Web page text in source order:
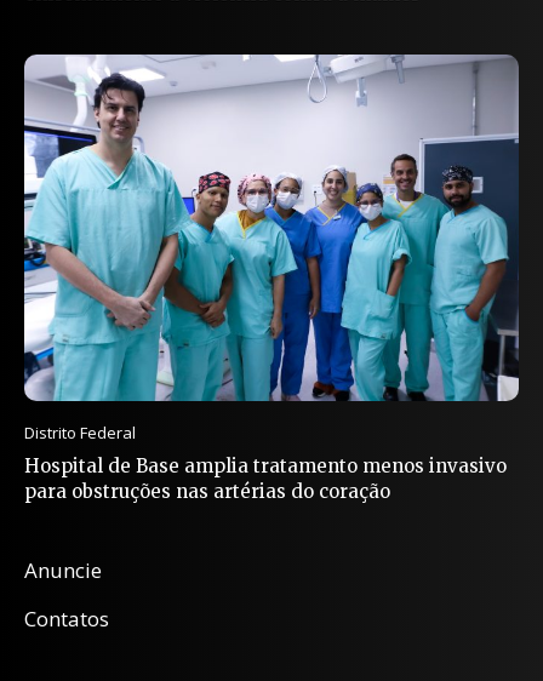
Distrito Federal
Hospital de Base amplia tratamento menos invasivo
para obstruções nas artérias do coração
Anuncie
Contatos